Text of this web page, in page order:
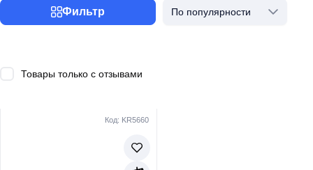
Фильтр По популярности
Товары только с отзывами
Код: KR5660